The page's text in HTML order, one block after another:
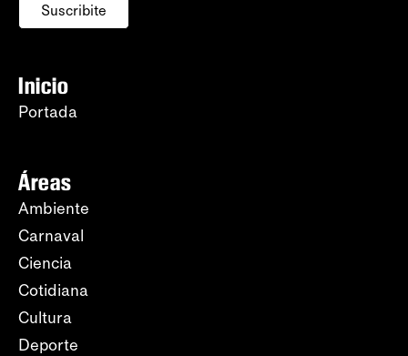
Suscribite
Inicio
Portada
Áreas
Ambiente
Carnaval
Ciencia
Cotidiana
Cultura
Deporte